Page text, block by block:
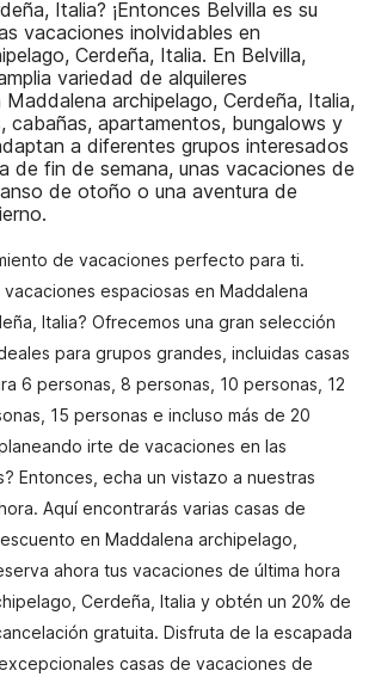
Italia? ¡Entonces Belvilla es su
vacaciones inolvidables en
Cerdeña, Italia. En Belvilla,
variedad de alquileres
archipelago, Cerdeña, Italia,
cabañas, apartamentos, bungalows y
a diferentes grupos interesados
de fin de semana, unas vacaciones de
de otoño o una aventura de
de vacaciones perfecto para ti.
vacaciones espaciosas en Maddalena
Italia? Ofrecemos una gran selección
para grupos grandes, incluidas casas
6 personas, 8 personas, 10 personas, 12
15 personas e incluso más de 20
irte de vacaciones en las
Entonces, echa un vistazo a nuestras
Aquí encontrarás varias casas de
en Maddalena archipelago,
ahora tus vacaciones de última hora
Cerdeña, Italia y obtén un 20% de
gratuita. Disfruta de la escapada
casas de vacaciones de